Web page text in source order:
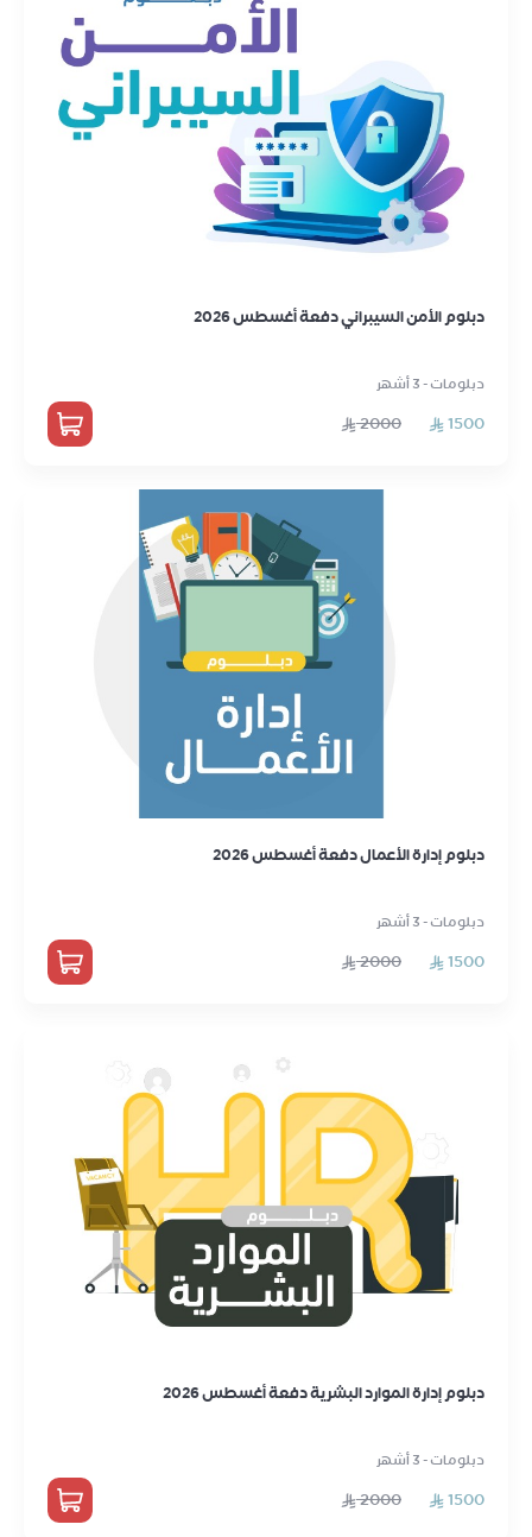
دبلوم الأمن السيبراني دفعة أغسطس 2026
دبلومات - 3 أشهر
1500
2000
دبلوم إدارة الأعمال دفعة أغسطس 2026
دبلومات - 3 أشهر
1500
2000
دبلوم إدارة الموارد البشرية دفعة أغسطس 2026
دبلومات - 3 أشهر
1500
2000